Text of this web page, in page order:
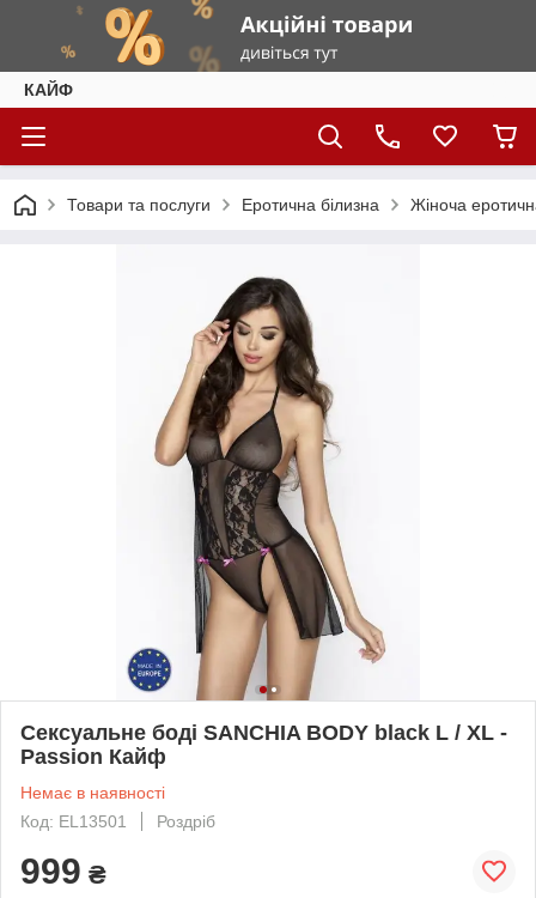
КАЙФ
Товари та послуги Еротична білизна Жіноча
Сексуальне боді SANCHIA BODY black L / XL -
Passion Кайф
Немає в наявності
Код: EL13501
Роздріб
999 ₴